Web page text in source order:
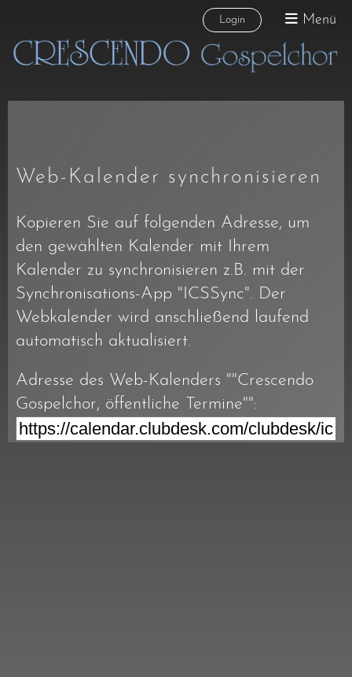
Login Menü
Web-Kalender synchronisieren
Kopieren Sie auf folgenden Adresse, um
den gewählten Kalender mit Ihrem
Kalender zu synchronisieren z.B. mit der
Synchronisations-App "ICSSync". Der
Webkalender wird anschließend laufend
automatisch aktualisiert.
Adresse des Web-Kalenders ""Crescendo
Gospelchor, öffentliche Termine"":